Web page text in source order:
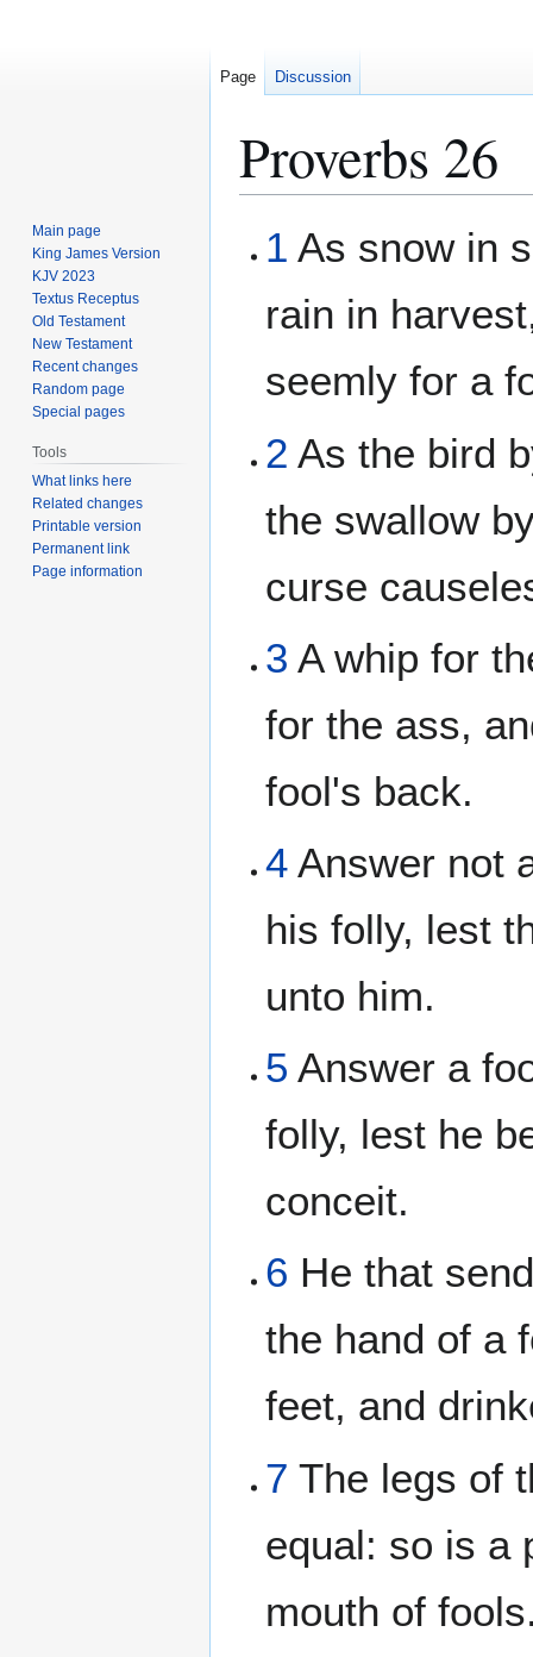
Proverbs 26
toto
1 As snow in
rain in
seemly for a
2 As the bird
the swallow
curse
3 A whip for
for the ass,
fool's back.
4 Answer not
his folly, lest
unto him.
5 Answer a
folly, lest he
conceit.
6 He that
the hand of a
feet, and
7 The legs of
equal: so is a
mouth of
Page Discussion
Main page
King James Version
KJV 2023
Textus Receptus
Old Testament
New Testament
Recent changes
Random page
Special pages
Tools
What links here
Related changes
Printable version
Permanent link
Page information